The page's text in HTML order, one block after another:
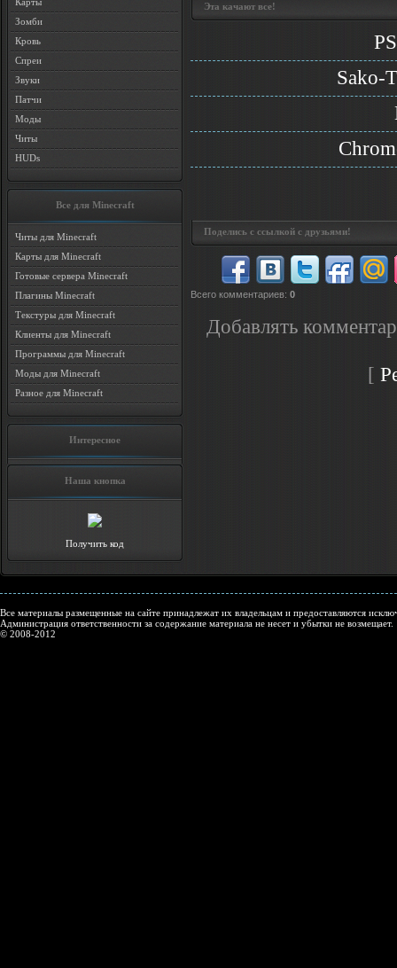
Зомби
Кровь
Спреи
Звуки
Патчи
Моды
Читы
HUDs
Все для Minecraft
Читы для Minecraft
Карты для Minecraft
Готовые сервера Minecraft
Плагины Minecraft
Текстуры для Minecraft
Клиенты для Minecraft
Программы для Minecraft
Моды для Minecraft
Разное для Minecraft
Интересное
Наша кнопка
Получить код
Эта качают все!
Sako-
Поделись с ссылкой с друзьями!
Всего комментариев: 0
Добавлять
[
Все материалы размещенные на сайте принадлежат их владельцам и предоставляются
Администрация ответственности за содержание материала не несет и убытки не возмещает.
© 2008-2012